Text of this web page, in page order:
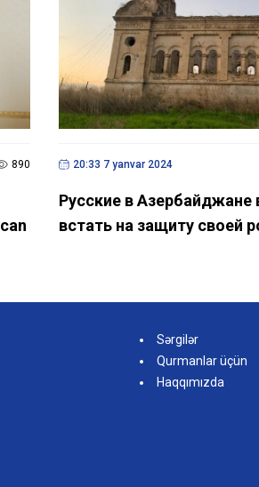
890 20:33 7 yanvar 2024
Русские в Азербайджане
встать на защиту своей
Sərgilər
Qurmanlar üçün
Haqqımızda